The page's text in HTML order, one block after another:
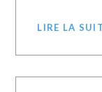
LIRE LA